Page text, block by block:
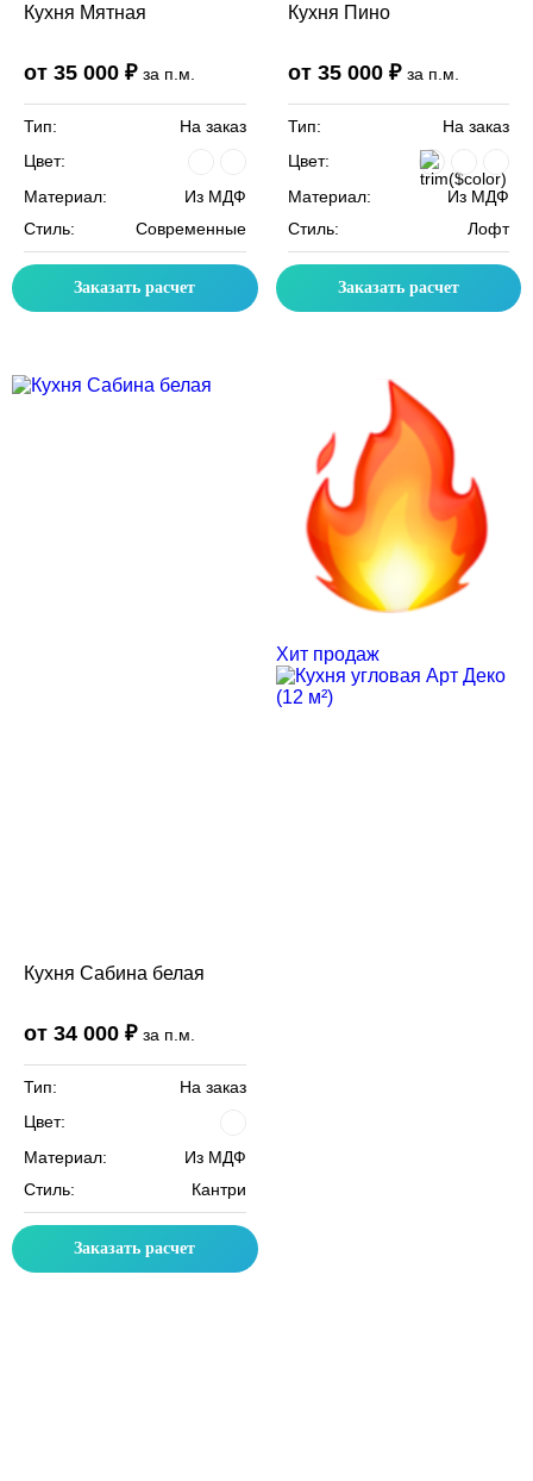
Кухня Мятная
от 35 000 ₽ за п.м.
Тип:
На заказ
Цвет:
Материал:
Из МДФ
Стиль:
Современные
Заказать расчет
Кухня Пино
от 35 000 ₽ за п.м.
Тип:
На заказ
Цвет:
Материал:
Из МДФ
Стиль:
Лофт
Заказать расчет
Кухня Сабина белая
от 34 000 ₽ за п.м.
Тип:
На заказ
Цвет:
Материал:
Из МДФ
Стиль:
Кантри
Заказать расчет
Хит продаж